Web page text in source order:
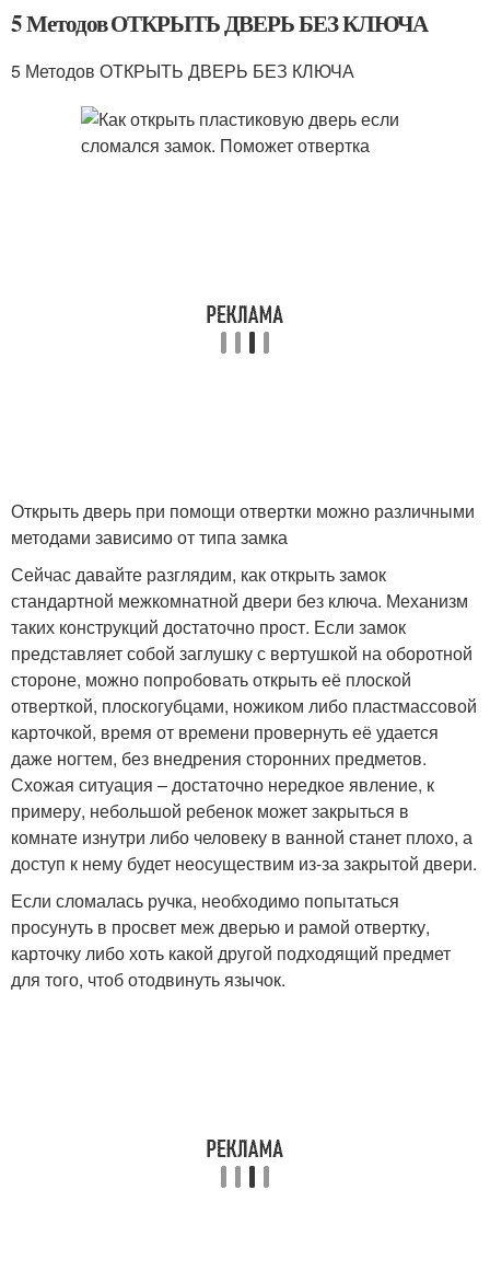
5 Методов ОТКРЫТЬ ДВЕРЬ БЕЗ КЛЮЧА
5 Методов ОТКРЫТЬ ДВЕРЬ БЕЗ КЛЮЧА
Открыть дверь при помощи отвертки можно различными
методами зависимо от типа замка
Сейчас давайте разглядим, как открыть замок
стандартной межкомнатной двери без ключа. Механизм
таких конструкций достаточно прост. Если замок
представляет собой заглушку с вертушкой на оборотной
стороне, можно попробовать открыть её плоской
отверткой, плоскогубцами, ножиком либо пластмассовой
карточкой, время от времени провернуть её удается
даже ногтем, без внедрения сторонних предметов.
Схожая ситуация – достаточно нередкое явление, к
примеру, небольшой ребенок может закрыться в
комнате изнутри либо человеку в ванной станет плохо, а
доступ к нему будет неосуществим из-за закрытой двери.
Если сломалась ручка, необходимо попытаться
просунуть в просвет меж дверью и рамой отвертку,
карточку либо хоть какой другой подходящий предмет
для того, чтоб отодвинуть язычок.